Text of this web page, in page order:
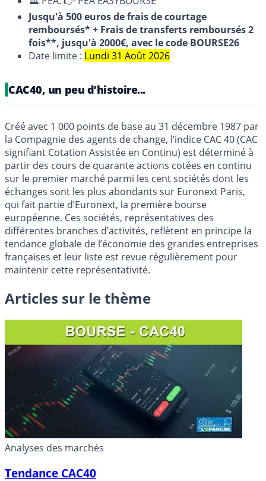
Jusqu'à 500 euros de frais de courtage
remboursés* + Frais de transferts remboursés 2
fois**, jusqu'à 2000€, avec le code BOURSE26
Date limite : Lundi 31 Août 2026
CAC40, un peu d’histoire...
Créé avec 1 000 points de base au 31 décembre 1987 par
la Compagnie des agents de change, l’indice CAC 40 (CAC
signifiant Cotation Assistée en Continu) est déterminé à
partir des cours de quarante actions cotées en continu
sur le premier marché parmi les cent sociétés dont les
échanges sont les plus abondants sur Euronext Paris,
qui fait partie d’Euronext, la première bourse
européenne. Ces sociétés, représentatives des
différentes branches d’activités, reflètent en principe la
tendance globale de l’économie des grandes entreprises
françaises et leur liste est revue régulièrement pour
maintenir cette représentativité.
Articles sur le thème
Analyses des marchés
Tendance CAC40